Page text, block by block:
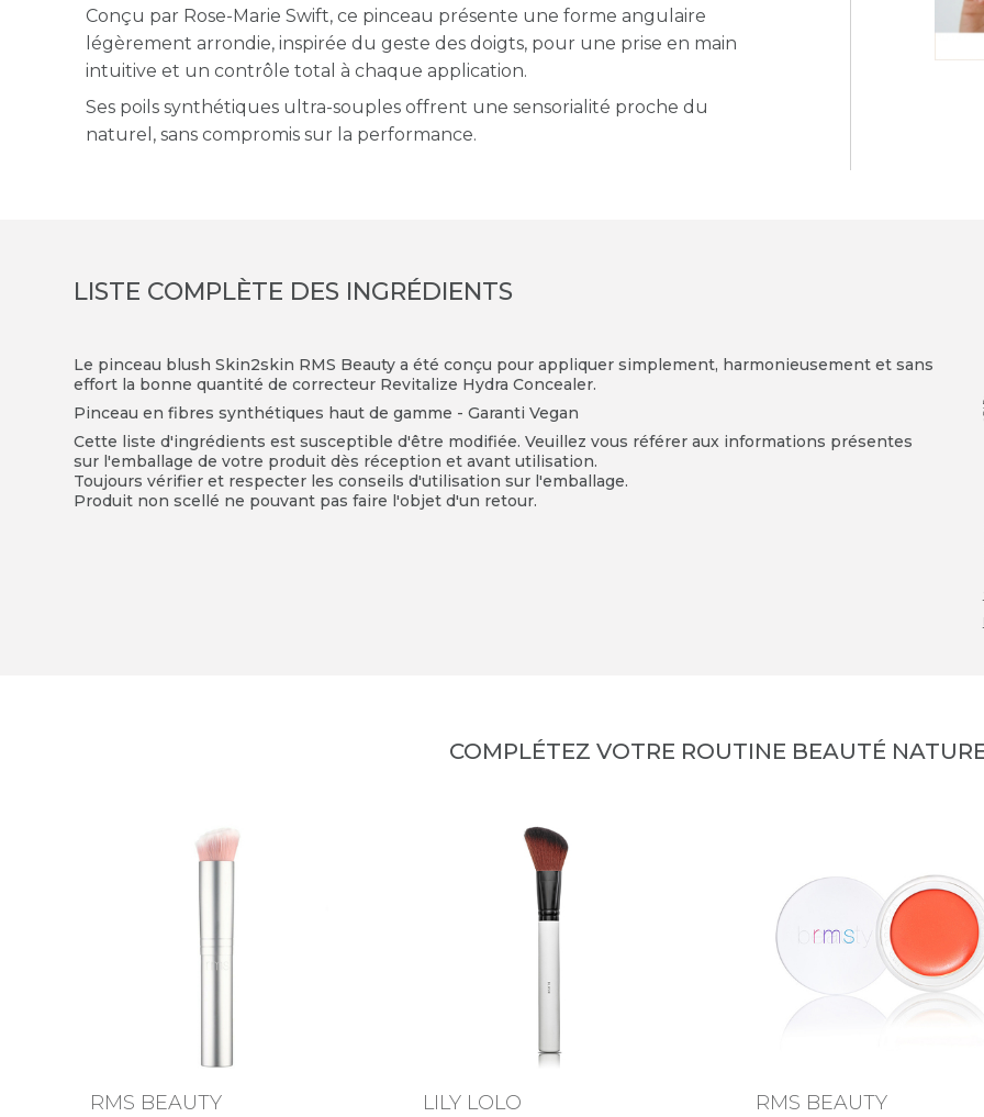
Conçu par Rose-Marie Swift, ce pinceau présente une forme angulaire
légèrement arrondie, inspirée du geste des doigts, pour une prise en main
intuitive et un contrôle total à chaque application.
Ses poils synthétiques ultra-souples offrent une sensorialité proche du
naturel, sans compromis sur la performance.
LISTE COMPLÈTE DES INGRÉDIENTS
Le pinceau blush Skin2skin RMS Beauty a été conçu pour appliquer simplement, harmonieusement et sans
effort la bonne quantité de correcteur Revitalize Hydra Concealer.
Pinceau en fibres synthétiques haut de gamme - Garanti Vegan
Cette liste d'ingrédients est susceptible d'être modifiée. Veuillez vous référer aux informations présentes
sur l'emballage de votre produit dès réception et avant utilisation.
Toujours vérifier et respecter les conseils d'utilisation sur l'emballage.
Produit non scellé ne pouvant pas faire l'objet d'un retour.
COMPLÉTEZ VOTRE ROUTINE BEAUTÉ
RMS BEAUTY LILY LOLO RMS BEAUTY